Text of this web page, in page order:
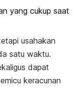
yang cukup saat
usahakan
satu waktu.
dapat
keracunan